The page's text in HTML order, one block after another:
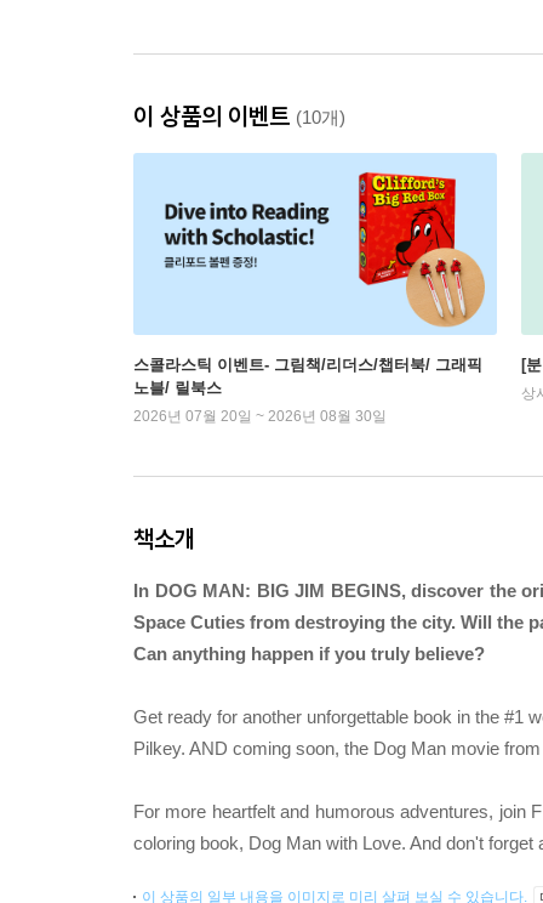
이 상품의 이벤트 (10개)
스콜라스틱 이벤트- 그림책/리더스/챕터북/ 그래픽
노블/ 릴북스
2026년 07월 20일 ~ 2026년 08월 30일
[
상
책소개
In DOG MAN: BIG JIM BEGINS, discover the
Space Cuties from destroying the city. Will the
Can anything happen if you truly believe?
Get ready for another unforgettable book in the #1
Pilkey. AND coming soon, the Dog Man movie
For more heartfelt and humorous adventures, join
coloring book, Dog Man with Love. And don't
이 상품의 일부 내용을 이미지로 미리 살펴 보실 수 있습니다.